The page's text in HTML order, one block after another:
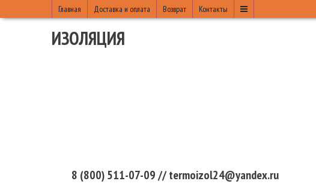
Главная Доставка и оплата Возврат Контакты
ИЗОЛЯЦИЯ
8 (800) 511-07-09 // termoizol24@yandex.ru